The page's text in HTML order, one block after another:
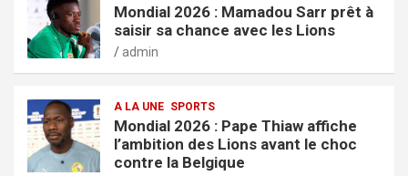
Mondial 2026 : Mamadou Sarr prêt à
saisir sa chance avec les Lions
admin
A LA UNE SPORTS
Mondial 2026 : Pape Thiaw affiche
l’ambition des Lions avant le choc
contre la Belgique